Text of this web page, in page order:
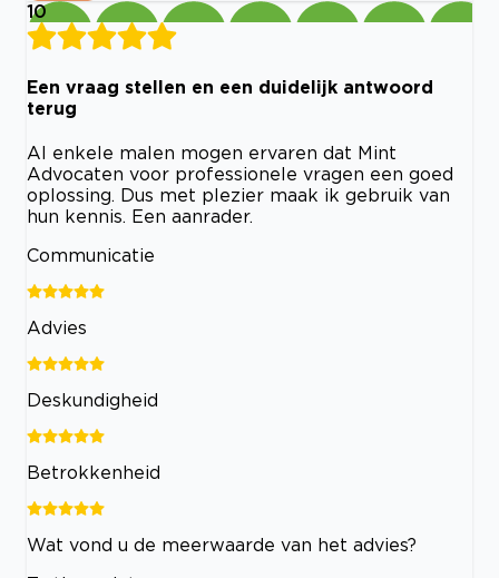
10
Een vraag stellen en een duidelijk antwoord
terug
Al enkele malen mogen ervaren dat Mint
Advocaten voor professionele vragen een goed
oplossing. Dus met plezier maak ik gebruik van
hun kennis. Een aanrader.
Communicatie
Advies
Deskundigheid
Betrokkenheid
Wat vond u de meerwaarde van het advies?